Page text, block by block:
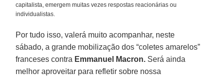
capitalista, emergem muitas vezes respostas reacionárias ou
individualistas.
Por tudo isso, valerá muito acompanhar, neste
sábado, a grande mobilização dos “coletes amarelos”
franceses contra Emmanuel Macron. Será ainda
melhor aproveitar para refletir sobre nossa